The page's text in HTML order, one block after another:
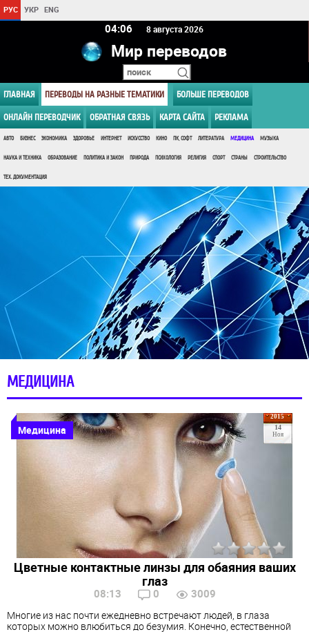
РУС УКР ENG
04 06 8 августа 2026
Мир переводов
ГЛАВНАЯ ПЕРЕВОДЫ НА РАЗНЫЕ ТЕМАТИКИ БОЛЬШЕ ПЕРЕВОДОВ
ОНЛАЙН ПЕРЕВОДЧИК ОБРАТНАЯ СВЯЗЬ КАРТА САЙТА РЕКЛАМА
АВТО БИЗНЕС ЭКОНОМИКА ЗДОРОВЬЕ ИНТЕРНЕТ ИСКУССТВО КИНО ПК, СОФТ ЛИТЕРАТУРА МЕДИЦИНА МУЗЫКА
НАУКА И ТЕХНИКА ОБРАЗОВАНИЕ ПОЛИТИКА И ЗАКОН ПРИРОДА ПСИХОЛОГИЯ РЕЛИГИЯ СПОРТ СТРАНЫ СТРОИТЕЛЬСТВО
ТЕХ. ДОКУМЕНТАЦИЯ
МЕДИЦИНА
2015
14
Ноя
Медицина
Цветные контактные линзы для обаяния ваших
глаз
08:13 0 3009
Многие из нас почти ежедневно встречают людей, в глаза
которых можно влюбиться до безумия. Конечно, естественной